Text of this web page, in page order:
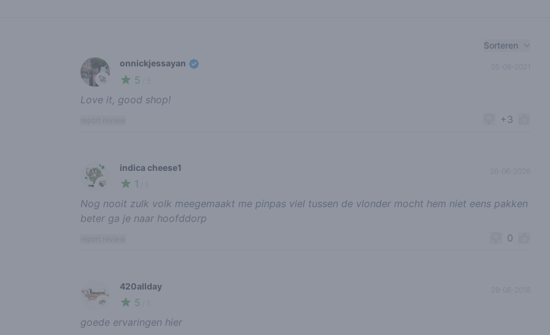
Sorteren
🚀
onnickjessayan
5
Love it, good shop!
+3
🍃
indica cheese1
1
Nog nooit zulk volk meegemaakt me pinpas viel tussen de vlonder mocht hem niet eens pakken
beter ga je naar hoofddorp
0
🌱
420allday
5
goede ervaringen hier